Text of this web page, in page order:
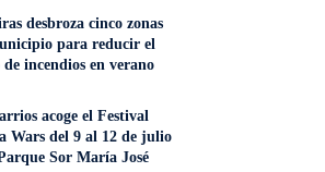
desbroza cinco zonas
para reducir el
de incendios en verano
acoge el Festival
Wars del 9 al 12 de julio
Sor María José